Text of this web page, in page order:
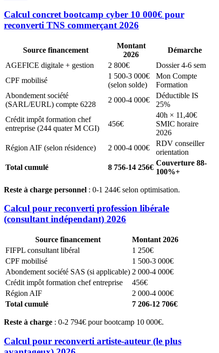
Calcul concret bootcamp cyber 10 000€ pour
reconverti TNS commerçant 2026
Source financement
Montant
2026
Démarche
AGEFICE digitale + gestion
2 800€
Dossier 4-6 sem
CPF mobilisé
1 500-3 000€
(selon solde)
Mon Compte
Formation
Abondement société
(SARL/EURL) compte 6228
2 000-4 000€
Déductible IS
25%
Crédit impôt formation chef
entreprise (244 quater M CGI)
456€
40h × 11,40€
SMIC horaire
2026
Région AIF (selon résidence)
2 000-4 000€
RDV conseiller
orientation
Total cumulé
8 756-14 256€
Couverture 88-
100%+
Reste à charge personnel : 0-1 244€ selon optimisation.
Calcul pour reconverti profession libérale
(consultant indépendant) 2026
Source financement
Montant 2026
FIFPL consultant libéral
1 250€
CPF mobilisé
1 500-3 000€
Abondement société SAS (si applicable) 2 000-4 000€
Crédit impôt formation chef entreprise
456€
Région AIF
2 000-4 000€
Total cumulé
7 206-12 706€
Reste à charge : 0-2 794€ pour bootcamp 10 000€.
Calcul pour reconverti artiste-auteur (le plus